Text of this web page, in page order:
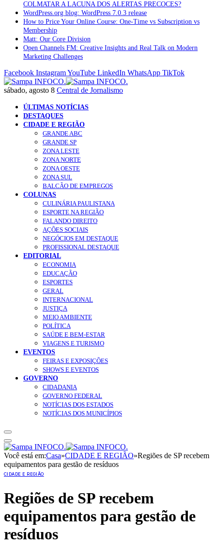
COLMATAR A LACUNA DOS ALERTAS PRECOCES?
WordPress.org blog: WordPress 7.0.3 release
How to Price Your Online Course: One-Time vs Subscription vs
Membership
Matt: Our Core Division
Open Channels FM: Creative Insights and Real Talk on Modern
Marketing Challenges
Facebook InstagramYouTube LinkedIn WhatsApp TikTok
sábado, agosto 8 Central de Jornalismo
ÚLTIMAS NOTÍCIAS
DESTAQUES
CIDADE E REGIÃO
GRANDE ABC
GRANDE SP
ZONA LESTE
ZONA NORTE
ZONA OESTE
ZONA SUL
BALCÃO DE EMPREGOS
COLUNAS
CULINÁRIA PAULISTANA
ESPORTE NA REGIÃO
FALANDO DIREITO
AÇÕES SOCIAIS
NEGÓCIOS EM DESTAQUE
PROFISSIONAL DESTAQUE
EDITORIAL
ECONOMIA
EDUCAÇÃO
ESPORTES
GERAL
INTERNACIONAL
JUSTIÇA
MEIO AMBIENTE
POLÍTICA
SAÚDE E BEM-ESTAR
VIAGENS E TURISMO
EVENTOS
FEIRAS E EXPOSIÇÕES
SHOWS E EVENTOS
GOVERNO
CIDADANIA
GOVERNO FEDERAL
NOTÍCIAS DOS ESTADOS
NOTÍCIAS DOS MUNICÍPIOS
Você está em:Casa»CIDADE E REGIÃO»Regiões de SP recebem
equipamentos para gestão de resíduos
CIDADE E REGIÃO
Regiões de SP recebem
equipamentos para gestão de
resíduos